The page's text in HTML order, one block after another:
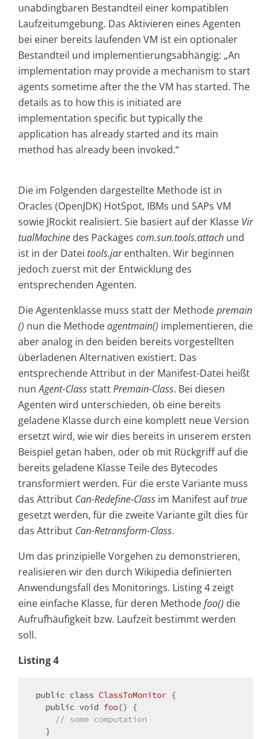
unabdingbaren Bestandteil einer kompatiblen
Laufzeitumgebung. Das Aktivieren eines Agenten
bei einer bereits laufenden VM ist ein optionaler
Bestandteil und implementierungsabhängig: „An
implementation may provide a mechanism to start
agents sometime after the the VM has started. The
details as to how this is initiated are
implementation specific but typically the
application has already started and its main
method has already been invoked.“
Die im Folgenden dargestellte Methode ist in
Oracles (OpenJDK) HotSpot, IBMs und SAPs VM
sowie JRockit realisiert. Sie basiert auf der Klasse Vir
tualMachine des Packages com.sun.tools.attach und
ist in der Datei tools.jarenthalten. Wir beginnen
jedoch zuerst mit der Entwicklung des
entsprechenden Agenten.
Die Agentenklasse muss statt der Methodepremain
() nun die Methodeagentmain() implementieren, die
aber analog in den beiden bereits vorgestellten
überladenen Alternativen existiert. Das
entsprechende Attribut in der Manifest-Datei heißt
nunAgent-ClassstattPremain-Class. Bei diesen
Agenten wird unterschieden, ob eine bereits
geladene Klasse durch eine komplett neue Version
ersetzt wird, wie wir dies bereits in unserem ersten
Beispiel getan haben, oder ob mit Rückgriff auf die
bereits geladene Klasse Teile des Bytecodes
transformiert werden. Für die erste Variante muss
das Attribut Can-Redefine-Class im Manifest auftrue
gesetzt werden, für die zweite Variante gilt dies für
das Attribut Can-Retransform-Class.
Um das prinzipielle Vorgehen zu demonstrieren,
realisieren wir den durch Wikipedia definierten
Anwendungsfall des Monitorings. Listing 4 zeigt
eine einfache Klasse, für deren Methodefoo() die
Aufrufhäufigkeit bzw. Laufzeit bestimmt werden
soll.
Listing 4
public class ClassToMonitor {
public void foo()
{
// some computation